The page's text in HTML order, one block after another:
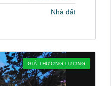
Nhà đất
GIÁ THƯƠNG LƯỢNG